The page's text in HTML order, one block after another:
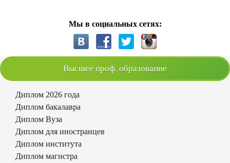
Мы в социальных сетях:
Высшее проф. образование
Диплом 2026 года
Диплом бакалавра
Диплом Вуза
Диплом для иностранцев
Диплом института
Диплом магистра